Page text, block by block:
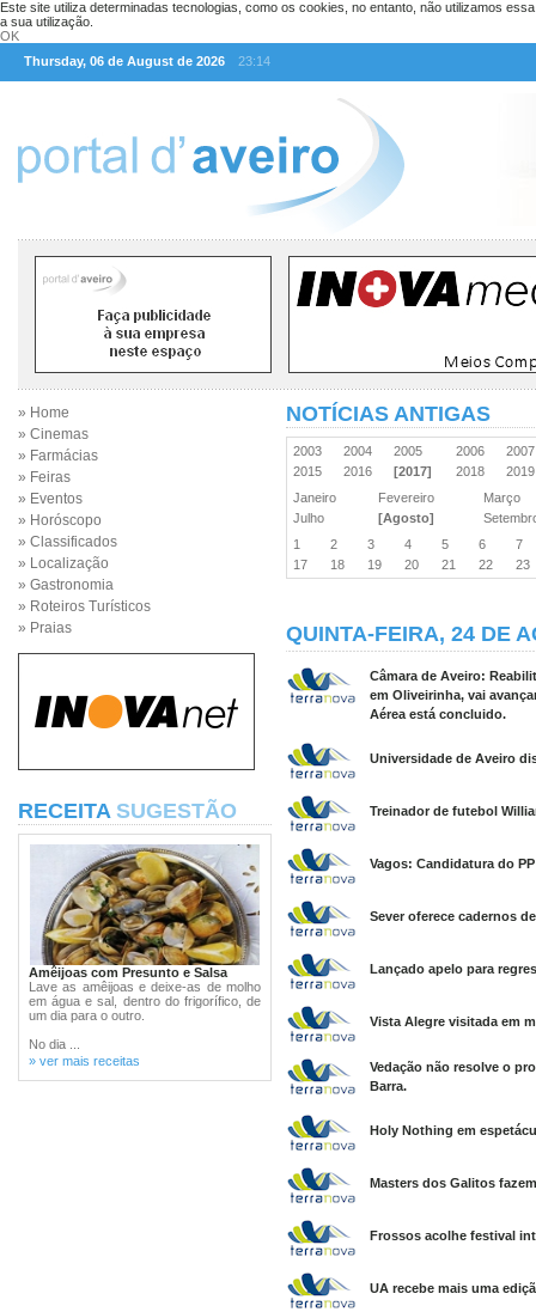
Este site utiliza determinadas tecnologias, como os cookies, no entanto, não utilizamos
a sua utilização.
OK
Thursday, 06 de August de 2026
23:14
» Home
» Cinemas
» Farmácias
» Feiras
» Eventos
» Horóscopo
» Classificados
» Localização
» Gastronomia
» Roteiros Turísticos
» Praias
RECEITA SUGESTÃO
Amêijoas com Presunto e Salsa
Lave as amêijoas e deixe-as de molho
em água e sal, dentro do frigorífico, de
um dia para o outro.
No dia ...
» ver mais receitas
NOTÍCIAS ANTIGAS
2003 2004 2005 2006
2015
2016 [2017] 2018
Janeiro
Fevereiro
Março
Julho
[Agosto]
1
2 3 4 5 6
7
17
18 19 20 21 22 23
QUINTA-FEIRA, 24 DE
Câmara de Aveiro:
em Oliveirinha, vai
Aérea está concluido.
Universidade de Aveiro
Treinador de futebol
Vagos: Candidatura do
Sever oferece cadernos
Lançado apelo para
Vista Alegre visitada em
Vedação não resolve o
Barra.
Holy Nothing em
Masters dos Galitos
Frossos acolhe festival
UA recebe mais uma